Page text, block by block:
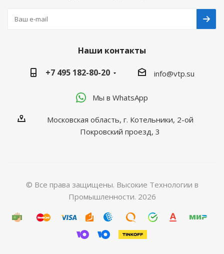
Наши контакты
+7 495 182-80-20
info@vtp.su
Мы в WhatsApp
Московская область, г. Котельники, 2-ой
Покровский проезд, 3
© Все права защищены. Высокие Технологии в
Промышленности. 2026